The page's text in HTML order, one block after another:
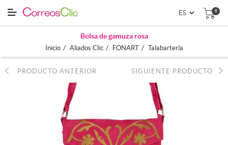
0
Bolsa de gamuza rosa
Inicio / Aliados Clic / FONART / Talabartería
PRODUCTO ANTERIOR SIGUIENTE PRODUCTO